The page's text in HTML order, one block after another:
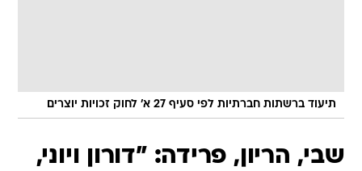
תיעוד ברשתות חברתיות לפי סעיף 27 א' לחוק זכויות יוצרים
שבי, הריון, פרידה: "דורון ויוני,